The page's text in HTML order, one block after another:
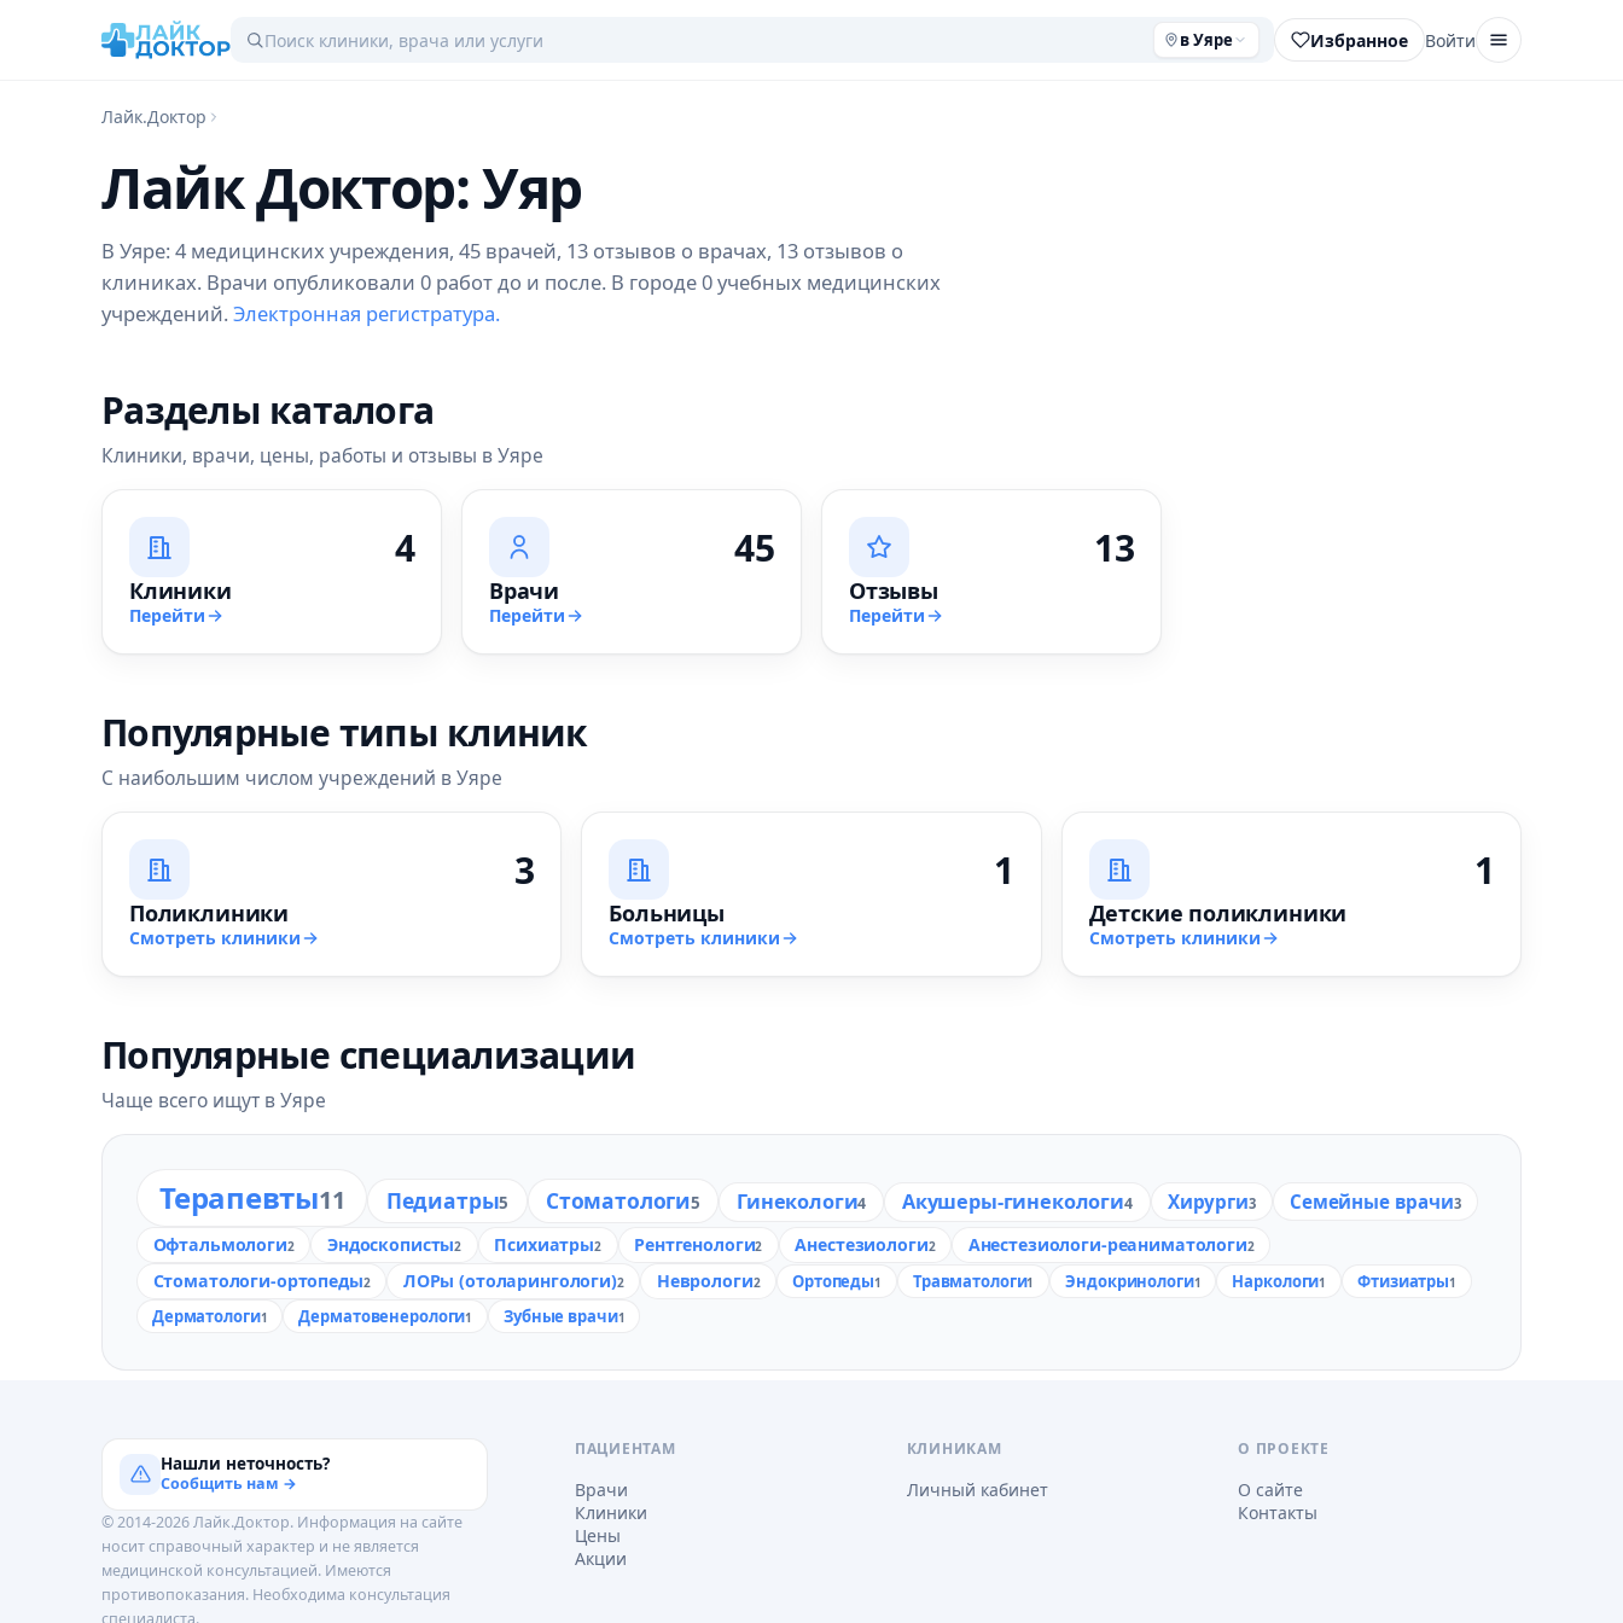
в Уяре Избранное Войти
Лайк.Доктор
Лайк Доктор: Уяр
В Уяре: 4 медицинских учреждения, 45 врачей, 13 отзывов о врачах, 13 отзывов о
клиниках. Врачи опубликовали 0 работ до и после. В городе 0 учебных медицинских
учреждений. Электронная регистратура.
Разделы каталога
Клиники, врачи, цены, работы и отзывы в Уяре
4
Клиники
Перейти
45
Врачи
Перейти
13
Отзывы
Перейти
Популярные типы клиник
С наибольшим числом учреждений в Уяре
3
Поликлиники
Смотреть клиники
1
Больницы
Смотреть клиники
1
Детские поликлиники
Смотреть клиники
Популярные специализации
Чаще всего ищут в Уяре
Терапевты11 Педиатры5 Стоматологи5 Гинекологи4 Акушеры-гинекологи4 Хирурги3 Семейные врачи3
Офтальмологи2 Эндоскописты2 Психиатры2 Рентгенологи2 Анестезиологи2 Анестезиологи-реаниматологи2
Стоматологи-ортопеды2 ЛОРы (отоларингологи)2 Неврологи2 Ортопеды1 Травматологи1 Эндокринологи1 Наркологи1 Фтизиатры1
Дерматологи1 Дерматовенерологи1 Зубные врачи1
Нашли неточность?
Сообщить нам →
© 2014-2026 Лайк.Доктор. Информация на сайте
носит справочный характер и не является
медицинской консультацией. Имеются
противопоказания. Необходима консультация
специалиста.
ПАЦИЕНТАМ
Врачи
Клиники
Цены
Акции
КЛИНИКАМ
Личный кабинет
О ПРОЕКТЕ
О сайте
Контакты